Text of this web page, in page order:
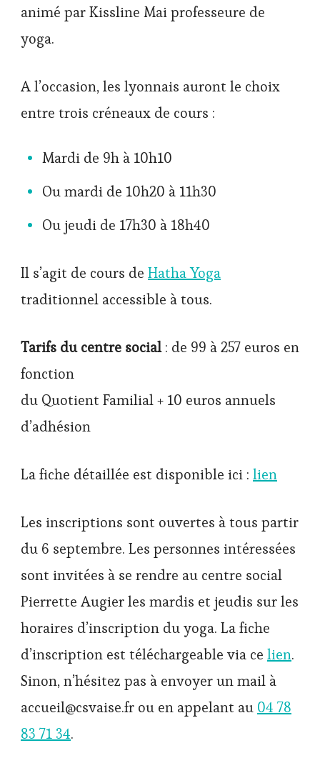
culturel
animé par Kissline Mai professeure de
yoga.
A l’occasion, les lyonnais auront le choix
entre trois créneaux de cours :
Mardi de 9h à 10h10
Ou mardi de 10h20 à 11h30
Ou jeudi de 17h30 à 18h40
Il s’agit de cours de Hatha Yoga
traditionnel accessible à tous.
Tarifs du centre social: de 99 à 257 euros en
fonction
du Quotient Familial + 10 euros annuels
d’adhésion
La fiche détaillée est disponible ici : lien
Les inscriptions sont ouvertes à tous partir
du 6 septembre. Les personnes intéressées
sont invitées à se rendre au centre social
Pierrette Augier les mardis et jeudis sur les
horaires d’inscription du yoga. La fiche
d’inscription est téléchargeable via ce lien.
Sinon, n’hésitez pas à envoyer un mail à
accueil@csvaise.fr ou en appelant au 04 78
83 71 34.